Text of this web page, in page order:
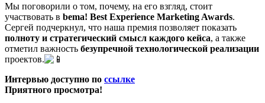
Мы поговорили о том, почему, на его взгляд, стоит
участвовать в bema! Best Experience Marketing Awards.
Сергей подчеркнул, что наша премия позволяет показать
полноту и стратегический смысл каждого кейса, а также
отметил важность безупречной технологической реализации
проектов.
Интервью доступно по ссылке
Приятного просмотра!